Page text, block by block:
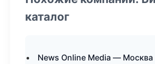
каталог
News Online Media — Москва